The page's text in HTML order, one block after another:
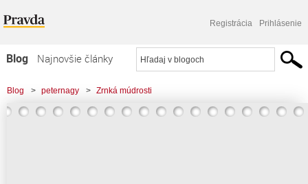
Registrácia Prihlásenie
Blog
Najnovšie články
Najčítanejšie články
Najkomentovanejšie články
Blog > peternagy > Zrnká múdrosti